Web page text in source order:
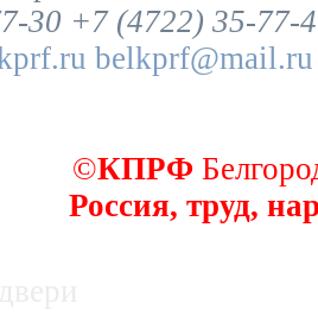
30 +7 (4722) 35-77-
belkprf@mail.ru
©КПРФ
Россия, труд,